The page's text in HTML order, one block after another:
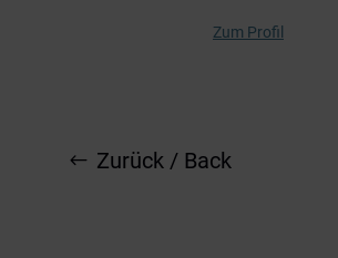
Zum Profil
Zurück / Back